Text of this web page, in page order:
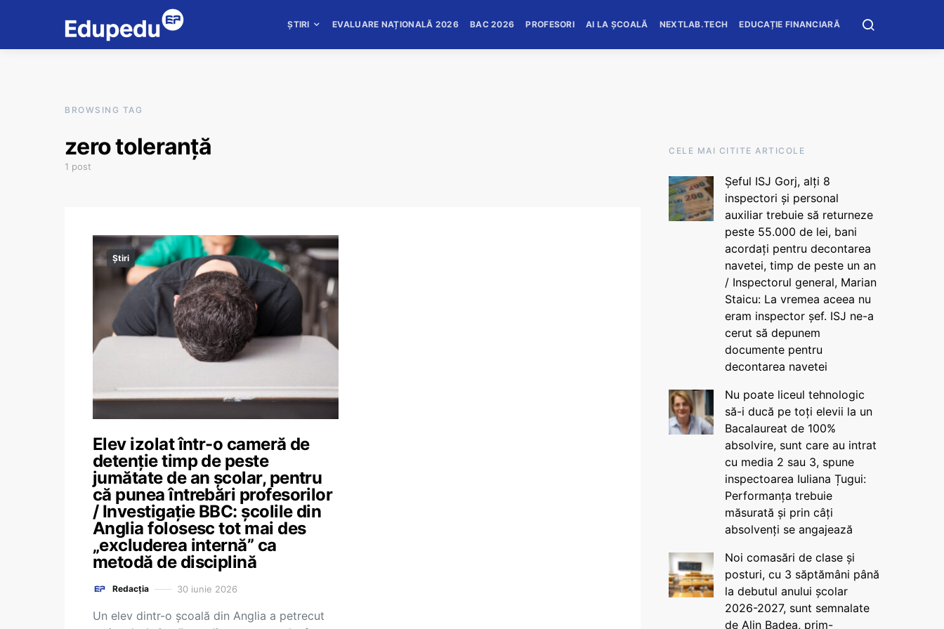
ȘTIRI EVALUARE NAȚIONALĂ 2026 BAC 2026 PROFESORI AI LA ȘCOALĂ NEXTLAB.TECH EDUCAȚIE FINANCIARĂ
BROWSING TAG
zero toleranță
1 post
Știri
Elev izolat într-o cameră de
detenție timp de peste
jumătate de an școlar, pentru
că punea întrebări profesorilor
/ Investigație BBC: școlile din
Anglia folosesc tot mai des
„excluderea internă” ca
metodă de disciplină
Redacția 30 iunie 2026
Un elev dintr-o școală din Anglia a petrecut
CELE MAI CITITE ARTICOLE
Șeful ISJ Gorj, alți 8
inspectori și personal
auxiliar trebuie să returneze
peste 55.000 de lei, bani
acordați pentru decontarea
navetei, timp de peste un an
/ Inspectorul general, Marian
Staicu: La vremea aceea nu
eram inspector șef. ISJ ne-a
cerut să depunem
documente pentru
decontarea navetei
Nu poate liceul tehnologic
să-i ducă pe toți elevii la un
Bacalaureat de 100%
absolvire, sunt care au intrat
cu media 2 sau 3, spune
inspectoarea Iuliana Țugui:
Performanța trebuie
măsurată și prin câți
absolvenți se angajează
Noi comasări de clase și
posturi, cu 3 săptămâni până
la debutul anului școlar
2026-2027, sunt semnalate
de Alin Badea, prim-